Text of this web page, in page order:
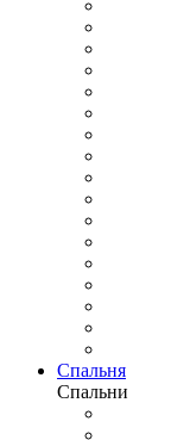
Спальня
Спальни